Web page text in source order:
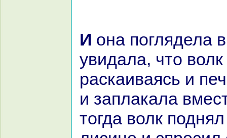
И онa поглядела в яму и
увидала, что волк
paскаиваясь и
и заплакала
тогда волк поднял